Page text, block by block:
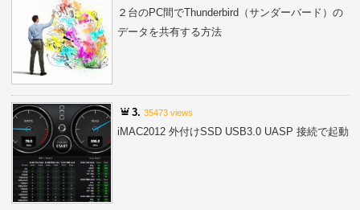
２台のPC間でThunderbird（サンダーバード）の
データを共有する方法
3.35473 views
iMAC2012 外付けSSD USB3.0 UASP 接続で起動